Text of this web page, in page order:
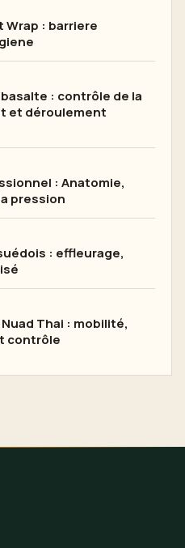
Wrap : barriere
: contrôle de la
et déroulement
: Anatomie,
pression
: effleurage,
Thai : mobilité,
contrôle